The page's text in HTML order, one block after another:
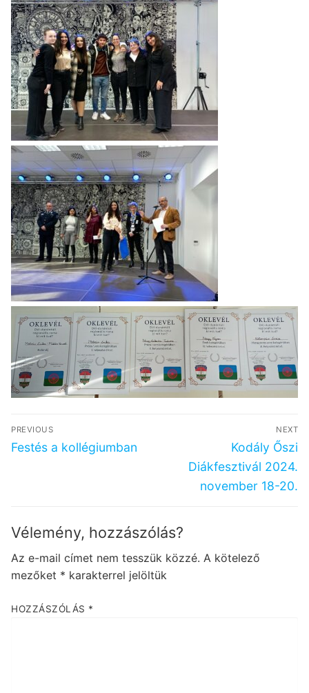
Bejegyzés
navigáció
PREVIOUS
Previous
Festés a kollégiumban
NEXT
Next
post:
Kodály Őszi
Diákfesztivál 2024.
november 18-20.
Vélemény, hozzászólás?
Az e-mail címet nem tesszük közzé. A kötelező
mezőket * karakterrel jelöltük
HOZZÁSZÓLÁS *